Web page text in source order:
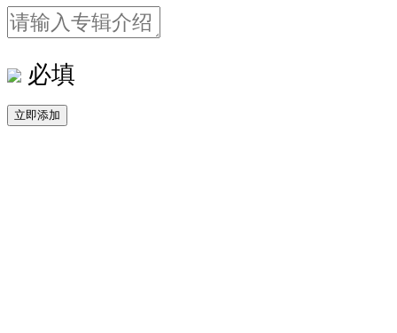
必填
立即添加